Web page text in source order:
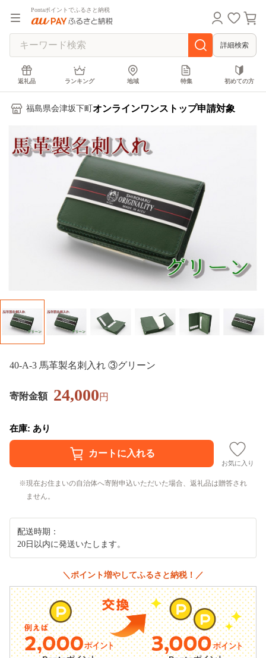
Pontaポイントでふるさと納税
詳細検索
返礼品 ランキング 地域 特集 初めての方
福島県会津坂下町 オンラインワンストップ申請対象
40-A-3 馬革製名刺入れ ③グリーン
寄附金額 24,000円
在庫: あり
お気に入り
現在お住まいの自治体へ寄附申込いただいた場合、返礼品は贈答され
ません。
配送時期：
20日以内に発送いたします。
＼ポイント増やしてふるさと納税！／